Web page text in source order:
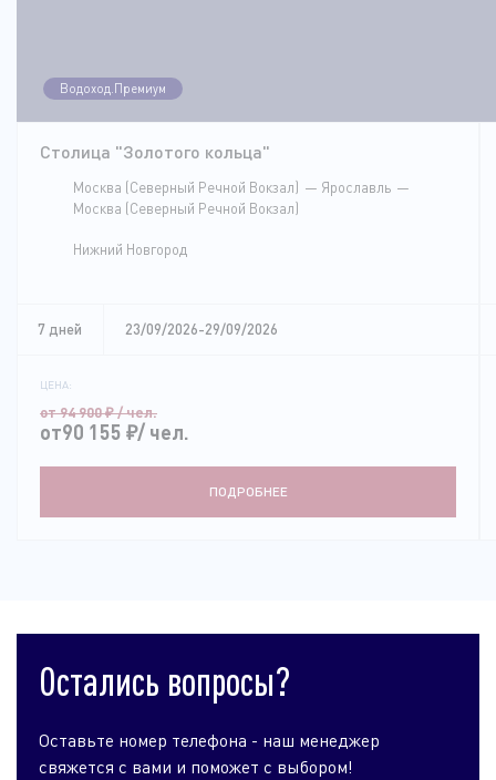
Водоход.Премиум
Столица "Золотого кольца"
Москва (Северный Речной Вокзал)
Ярославль
Москва (Северный Речной Вокзал)
Нижний Новгород
7 дней 23/09/2026-29/09/2026
ЦЕНА:
от 94 900₽/ чел.
от90 155 ₽/ чел.
ПОДРОБНЕЕ
Остались вопросы?
Оставьте номер телефона - наш менеджер
свяжется с вами и поможет с выбором!